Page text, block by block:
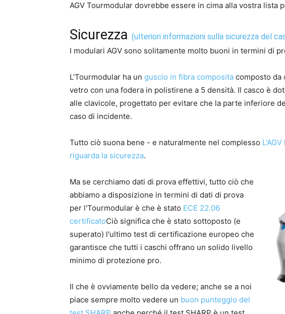
AGV Tourmodular dovrebbe essere in cima alla vostra lista
Sicurezza (ulteriori informazioni sulla sicurezza del
I modulari AGV sono solitamente molto buoni in termini di
L'Tourmodular ha un guscio in fibra composita composto da
vetro con una fodera in polistirene a 5 densità. Il casco è
alle clavicole, progettato per evitare che la parte inferiore
caso di incidente.
Tutto ciò suona bene - e naturalmente nel complesso
riguarda la sicurezza.
Ma se cerchiamo dati di prova effettivi, tutto ciò che
abbiamo a disposizione in termini di dati di prova
per l'Tourmodular è che è stato ECE 22.06
certificatoCiò significa che è stato sottoposto (e
superato) l'ultimo test di certificazione europeo che
garantisce che tutti i caschi offrano un solido livello
minimo di protezione pro.
Il che è ovviamente bello da vedere; anche se a noi
piace sempre molto vedere un buon punteggio del